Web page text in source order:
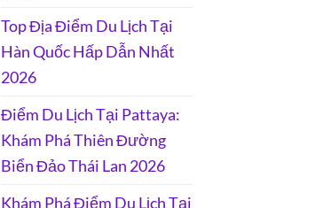
Top Địa Điểm Du Lịch Tại
Hàn Quốc Hấp Dẫn Nhất
2026
Điểm Du Lịch Tại Pattaya:
Khám Phá Thiên Đường
Biển Đảo Thái Lan 2026
Khám Phá Điểm Du Lịch Tại